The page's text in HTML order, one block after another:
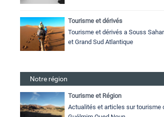
Tourisme et dérivés
Tourisme et dérivés a Souss
et Grand Sud Atlantique
Notre région
Tourisme et Région
Actualités et articles sur tourisme